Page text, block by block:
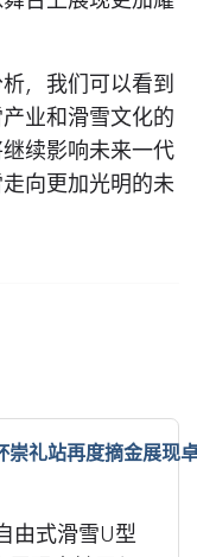
，我们可以看到
业和滑雪文化的
续影响未来一代
向更加光明的未
崇礼站再度摘金展现
由式滑雪U型